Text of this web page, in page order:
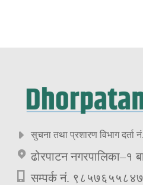
सुचना तथा प्रशारण विभाग
ढोरपाटन नगरपालिका–१
सम्पर्क नं. ९८५७६५५८४७